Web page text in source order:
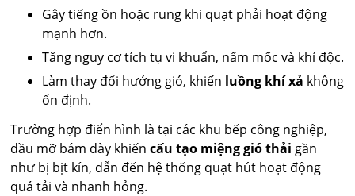
Gây tiếng ồn hoặc rung khi quạt phải hoạt động
mạnh hơn.
Tăng nguy cơ tích tụ vi khuẩn, nấm mốc và khí độc.
Làm thay đổi hướng gió, khiến luồng khí xả không
ổn định.
Trường hợp điển hình là tại các khu bếp công nghiệp,
dầu mỡ bám dày khiếncấu tạo miệng gió thải gần
như bị bịt kín, dẫn đến hệ thống quạt hút hoạt động
quá tải và nhanh hỏng.